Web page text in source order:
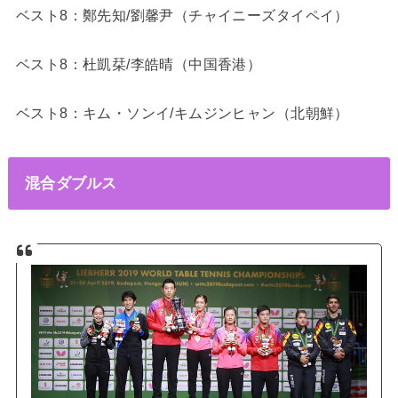
ベスト8：鄭先知/劉馨尹（チャイニーズタイペイ）
ベスト8：杜凱栞/李皓晴（中国香港）
ベスト8：キム・ソンイ/キムジンヒャン（北朝鮮）
混合ダブルス